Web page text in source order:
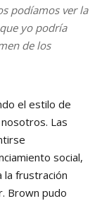
podíamos ver la
yo podría
de los
el estilo de
Las
social,
la frustración
Brown pudo